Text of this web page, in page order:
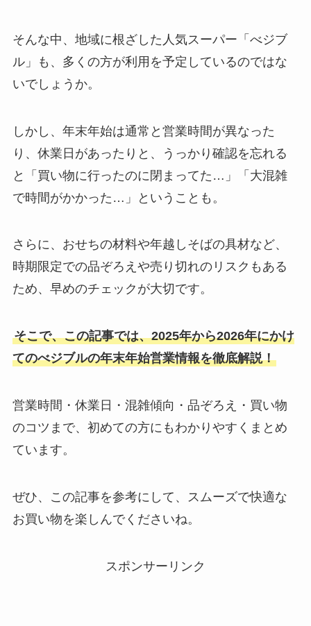
そんな中、地域に根ざした人気スーパー「べジブ
ル」も、多くの方が利用を予定しているのではな
いでしょうか。
しかし、年末年始は通常と営業時間が異なった
り、休業日があったりと、うっかり確認を忘れる
と「買い物に行ったのに閉まってた…」「大混雑
で時間がかかった…」ということも。
さらに、おせちの材料や年越しそばの具材など、
時期限定での品ぞろえや売り切れのリスクもある
ため、早めのチェックが大切です。
そこで、この記事では、2025年から2026年にかけ
てのべジブルの年末年始営業情報を徹底解説！
営業時間・休業日・混雑傾向・品ぞろえ・買い物
のコツまで、初めての方にもわかりやすくまとめ
ています。
ぜひ、この記事を参考にして、スムーズで快適な
お買い物を楽しんでくださいね。
スポンサーリンク